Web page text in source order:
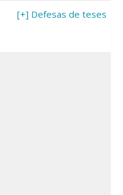
[+] Defesas de teses